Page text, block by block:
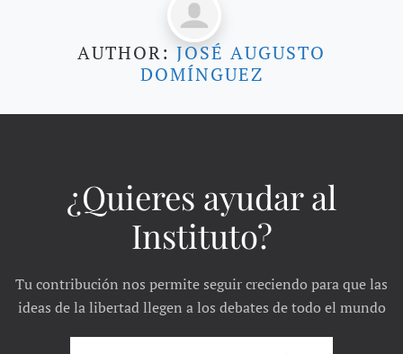
AUTHOR: JOSÉ AUGUSTO
DOMÍNGUEZ
¿Quieres ayudar al
Instituto?
Tu contribución nos permite seguir creciendo para que las
ideas de la libertad llegen a los debates de todo el mundo